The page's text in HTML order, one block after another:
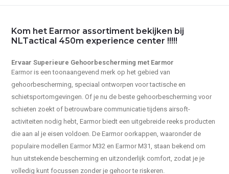
Kom het Earmor assortiment bekijken bij
NLTactical 450m experience center !!!!!
Ervaar Superieure Gehoorbescherming met Earmor
Earmor is een toonaangevend merk op het gebied van
gehoorbescherming, speciaal ontworpen voor tactische en
schietsportomgevingen. Of je nu de beste gehoorbescherming voor
schieten zoekt of betrouwbare communicatie tijdens airsoft-
activiteiten nodig hebt, Earmor biedt een uitgebreide reeks producten
die aan al je eisen voldoen. De Earmor oorkappen, waaronder de
populaire modellen Earmor M32 en Earmor M31, staan bekend om
hun uitstekende bescherming en uitzonderlijk comfort, zodat je je
volledig kunt focussen zonder je gehoor te riskeren.